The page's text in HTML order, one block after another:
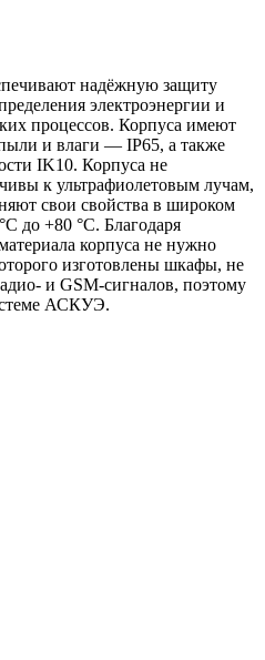
надёжную защиту
электроэнергии и
процессов. Корпуса имеют
и влаги — IP65, а также
IK10. Корпуса не
к ультрафиолетовым лучам,
свои свойства в широком
до +80 °C. Благодаря
корпуса не нужно
изготовлены шкафы, не
и GSM-сигналов, поэтому
АСКУЭ.